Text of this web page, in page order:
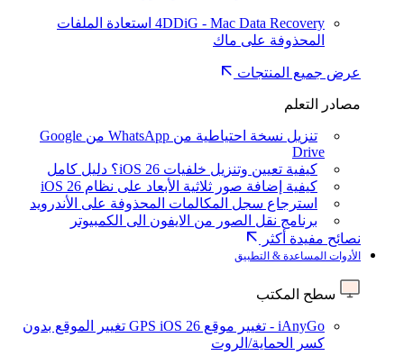
4DDiG - Mac Data Recovery استعادة الملفات
المحذوفة على ماك
عرض جميع المنتجات
مصادر التعلم
تنزيل نسخة احتياطية من WhatsApp من Google
Drive
كيفية تعيين وتنزيل خلفيات iOS 26؟ دليل كامل
كيفية إضافة صور ثلاثية الأبعاد على نظام iOS 26
استرجاع سجل المكالمات المحذوفة على الأندرويد
برنامج نقل الصور من الايفون الى الكمبيوتر
نصائح مفيدة أكثر
الأدوات المساعدة & التطبيق
سطح المكتب
iAnyGo - تغيير موقع GPS iOS 26
تغيير الموقع بدون
كسر الحماية/الروت